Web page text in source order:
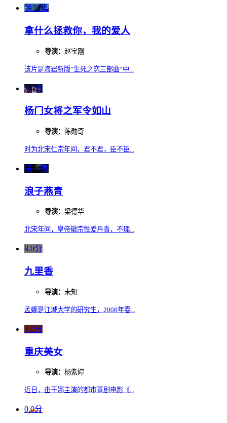
第33集
拿什么拯救你，我的爱人
导演： 赵宝刚
该片是海岩新版”生死之恋三部曲“中...
0.0分
杨门女将之军令如山
导演： 陈勋奇
时为北宋仁宗年间，君不君，臣不臣...
第35集
浪子燕青
导演： 梁德华
北宋年间，皇帝徽宗性爱丹青，不理...
8.0分
九里香
导演： 未知
孟娜是江城大学的研究生，2008年春...
8.0分
重庆美女
导演： 杨紫婷
近日，由于娜主演的都市喜剧电影《...
0.0分